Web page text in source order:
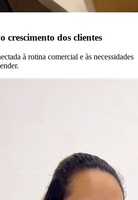
crescimento dos clientes
à rotina comercial e às necessidades